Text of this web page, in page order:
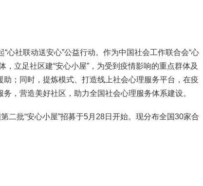
心社联动送安心”公益行动。作为中国社会工作联合会“心
，立足社区建“安心小屋”，为受到疫情影响的重点群体及
；同时，提炼模式、打造线上社会心理服务平台，在疫
，营造美好社区，助力全国社会心理服务体系建设。
二批“安心小屋”招募于5月28日开始。现分布全国30家合